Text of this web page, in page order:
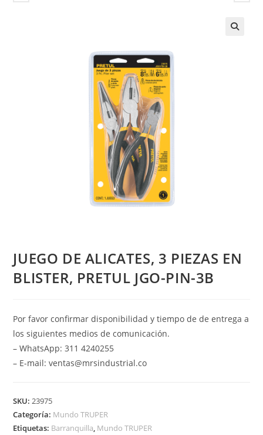
JUEGO DE ALICATES, 3 PIEZAS EN
BLISTER, PRETUL JGO-PIN-3B
Por favor confirmar disponibilidad y tiempo de de entrega a
los siguientes medios de comunicación.
– WhatsApp: 311 4240255
– E-mail: ventas@mrsindustrial.co
SKU:23975
Categoría: Mundo TRUPER
Etiquetas: Barranquilla, Mundo TRUPER